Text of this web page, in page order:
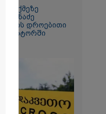
საქმეზე
იმნაძე
დროებითი